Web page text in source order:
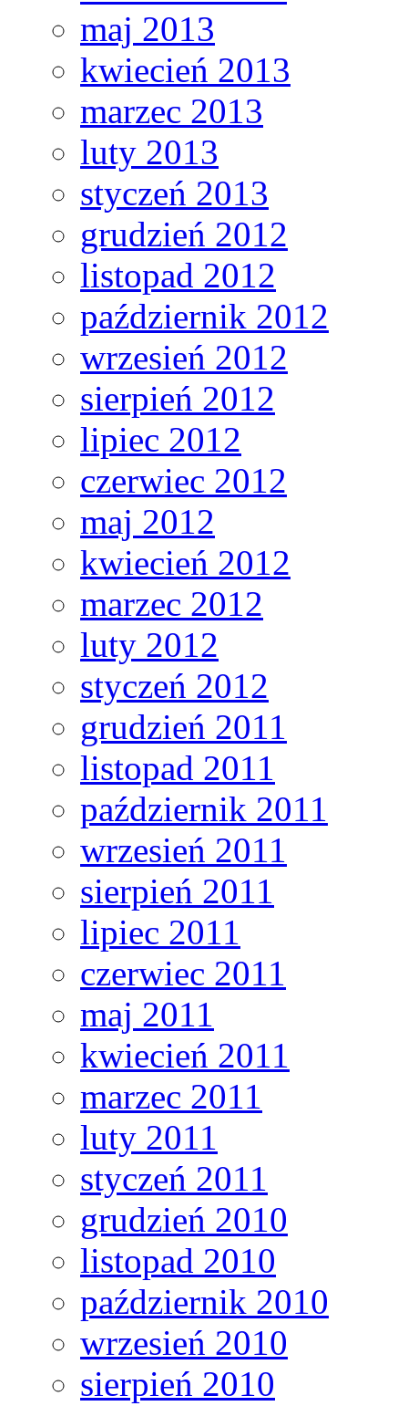
maj 2013
kwiecień 2013
marzec 2013
luty 2013
styczeń 2013
grudzień 2012
listopad 2012
październik 2012
wrzesień 2012
sierpień 2012
lipiec 2012
czerwiec 2012
maj 2012
kwiecień 2012
marzec 2012
luty 2012
styczeń 2012
grudzień 2011
listopad 2011
październik 2011
wrzesień 2011
sierpień 2011
lipiec 2011
czerwiec 2011
maj 2011
kwiecień 2011
marzec 2011
luty 2011
styczeń 2011
grudzień 2010
listopad 2010
październik 2010
wrzesień 2010
sierpień 2010